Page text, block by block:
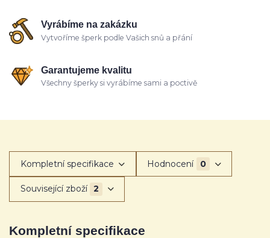
Vyrábíme na zakázku
Vytvoříme šperk podle Vašich snů a přání
Garantujeme kvalitu
Všechny šperky si vyrábíme sami a poctivě
Kompletní specifikace Hodnocení 0
Související zboží 2
Kompletní specifikace